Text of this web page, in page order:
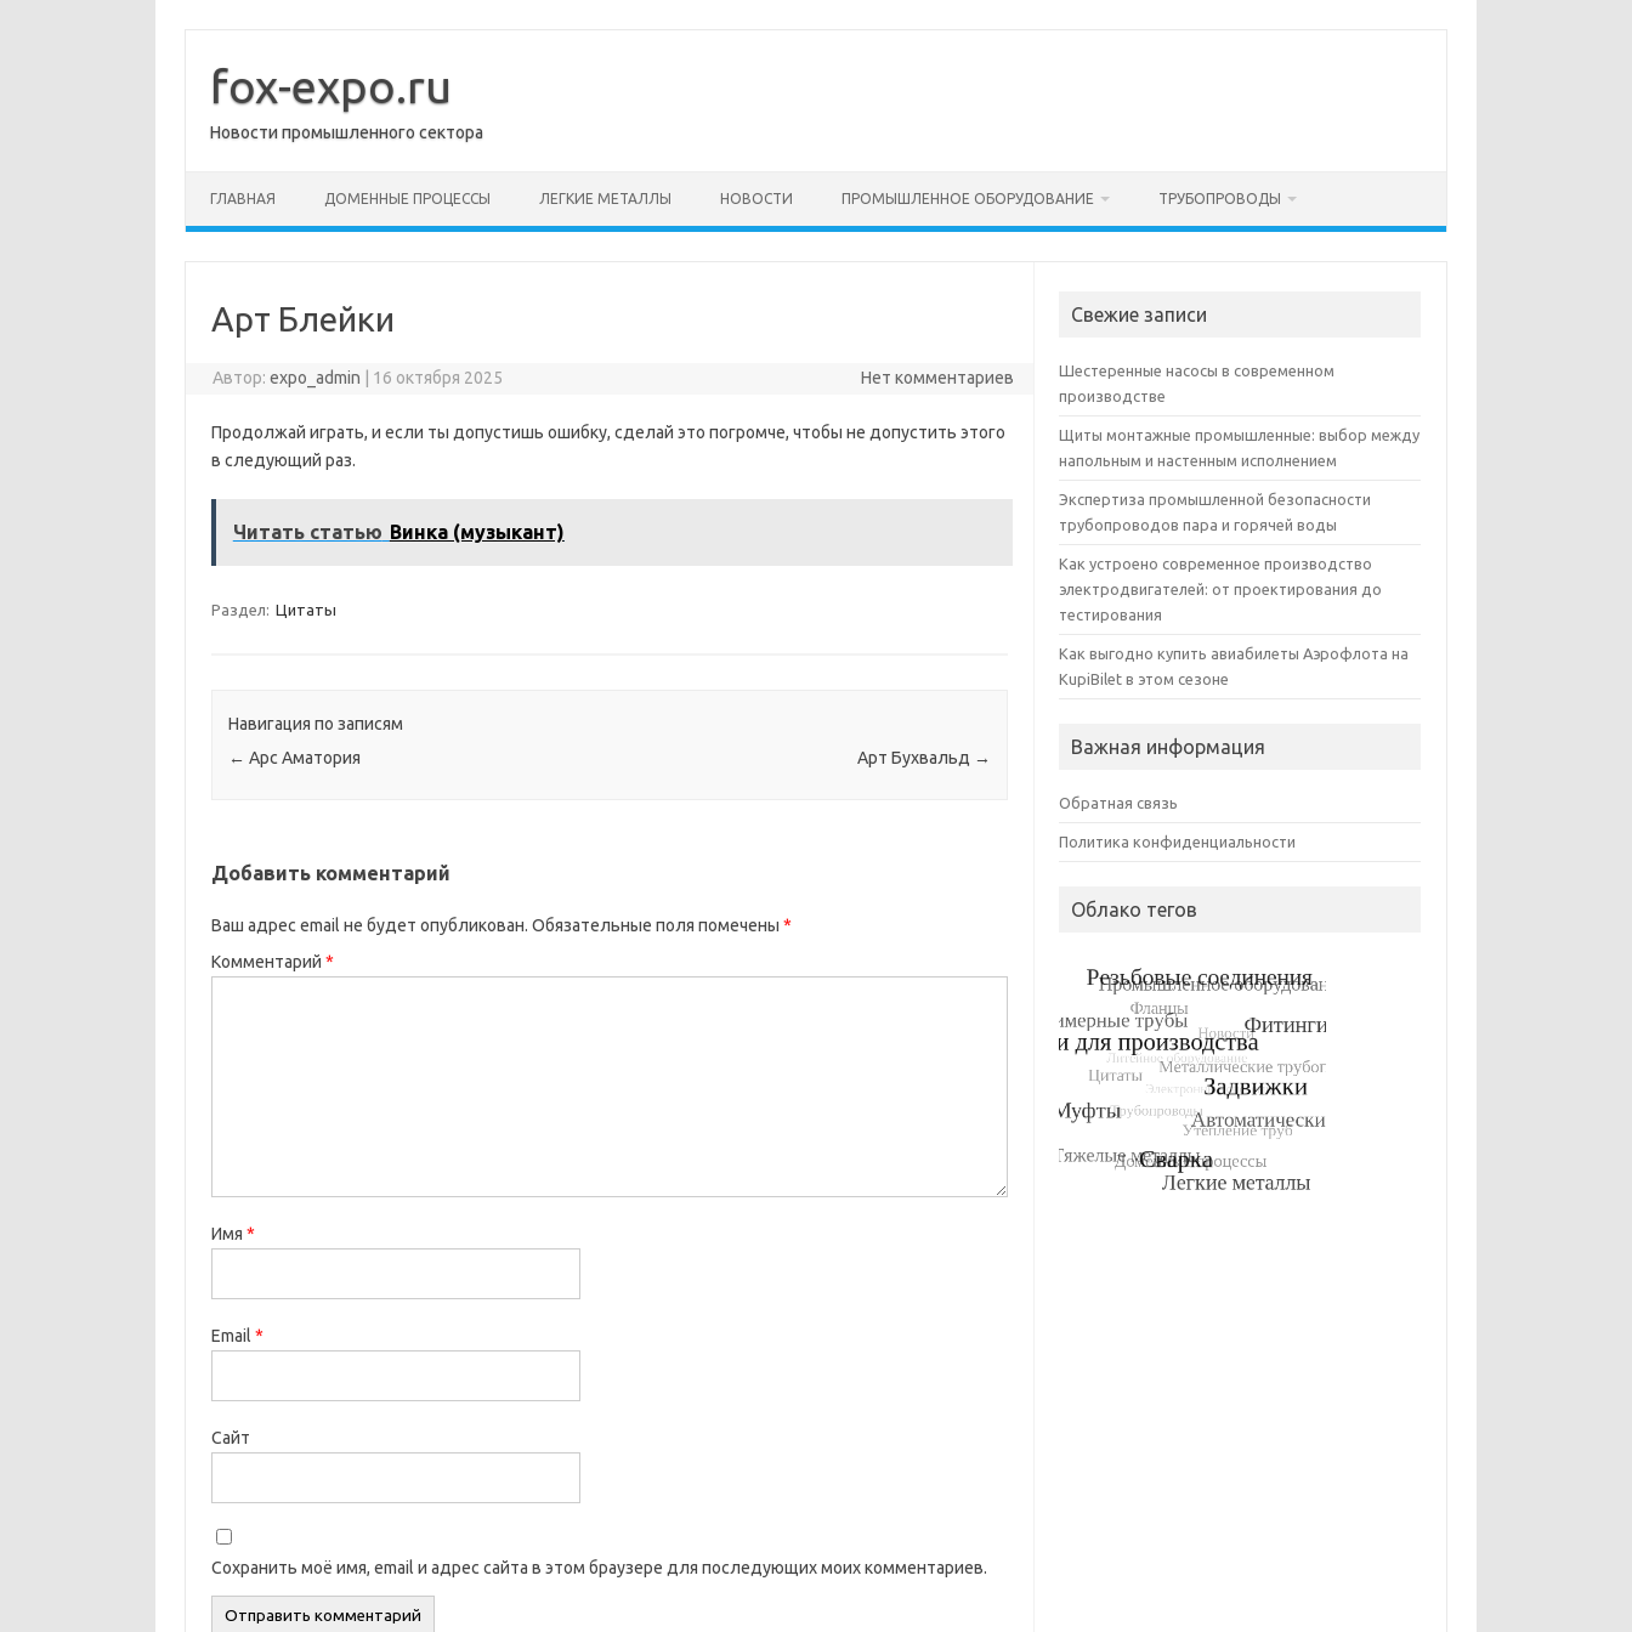
содержимому
fox-expo.ru
Новости промышленного сектора
ГЛАВНАЯ ДОМЕННЫЕ ПРОЦЕССЫ ЛЕГКИЕ МЕТАЛЛЫ НОВОСТИ ПРОМЫШЛЕННОЕ ОБОРУДОВАНИЕ ТРУБОПРОВОДЫ
Арт Блейки
Автор:expo_admin 16 октября 2025 Нет комментариев
Продолжай играть, и если ты допустишь ошибку, сделай это погромче, чтобы не допустить этого
в следующий раз.
Читать статью Винка (музыкант)
Раздел: Цитаты
Навигация по записям
← Арс Аматория Арт Бухвальд →
Добавить комментарий
Ваш адрес email не будет опубликован. Обязательные поля помечены *
Комментарий *
Имя *
Email *
Сайт
Сохранить моё имя, email и адрес сайта в этом браузере для последующих моих комментариев.
Свежие записи
Шестеренные насосы в современном
производстве
Щиты монтажные промышленные: выбор между
напольным и настенным исполнением
Экспертиза промышленной безопасности
трубопроводов пара и горячей воды
Как устроено современное производство
электродвигателей: от проектирования до
тестирования
Как выгодно купить авиабилеты Аэрофлота на
KupiBilet в этом сезоне
Важная информация
Обратная связь
Политика конфиденциальности
Облако тегов